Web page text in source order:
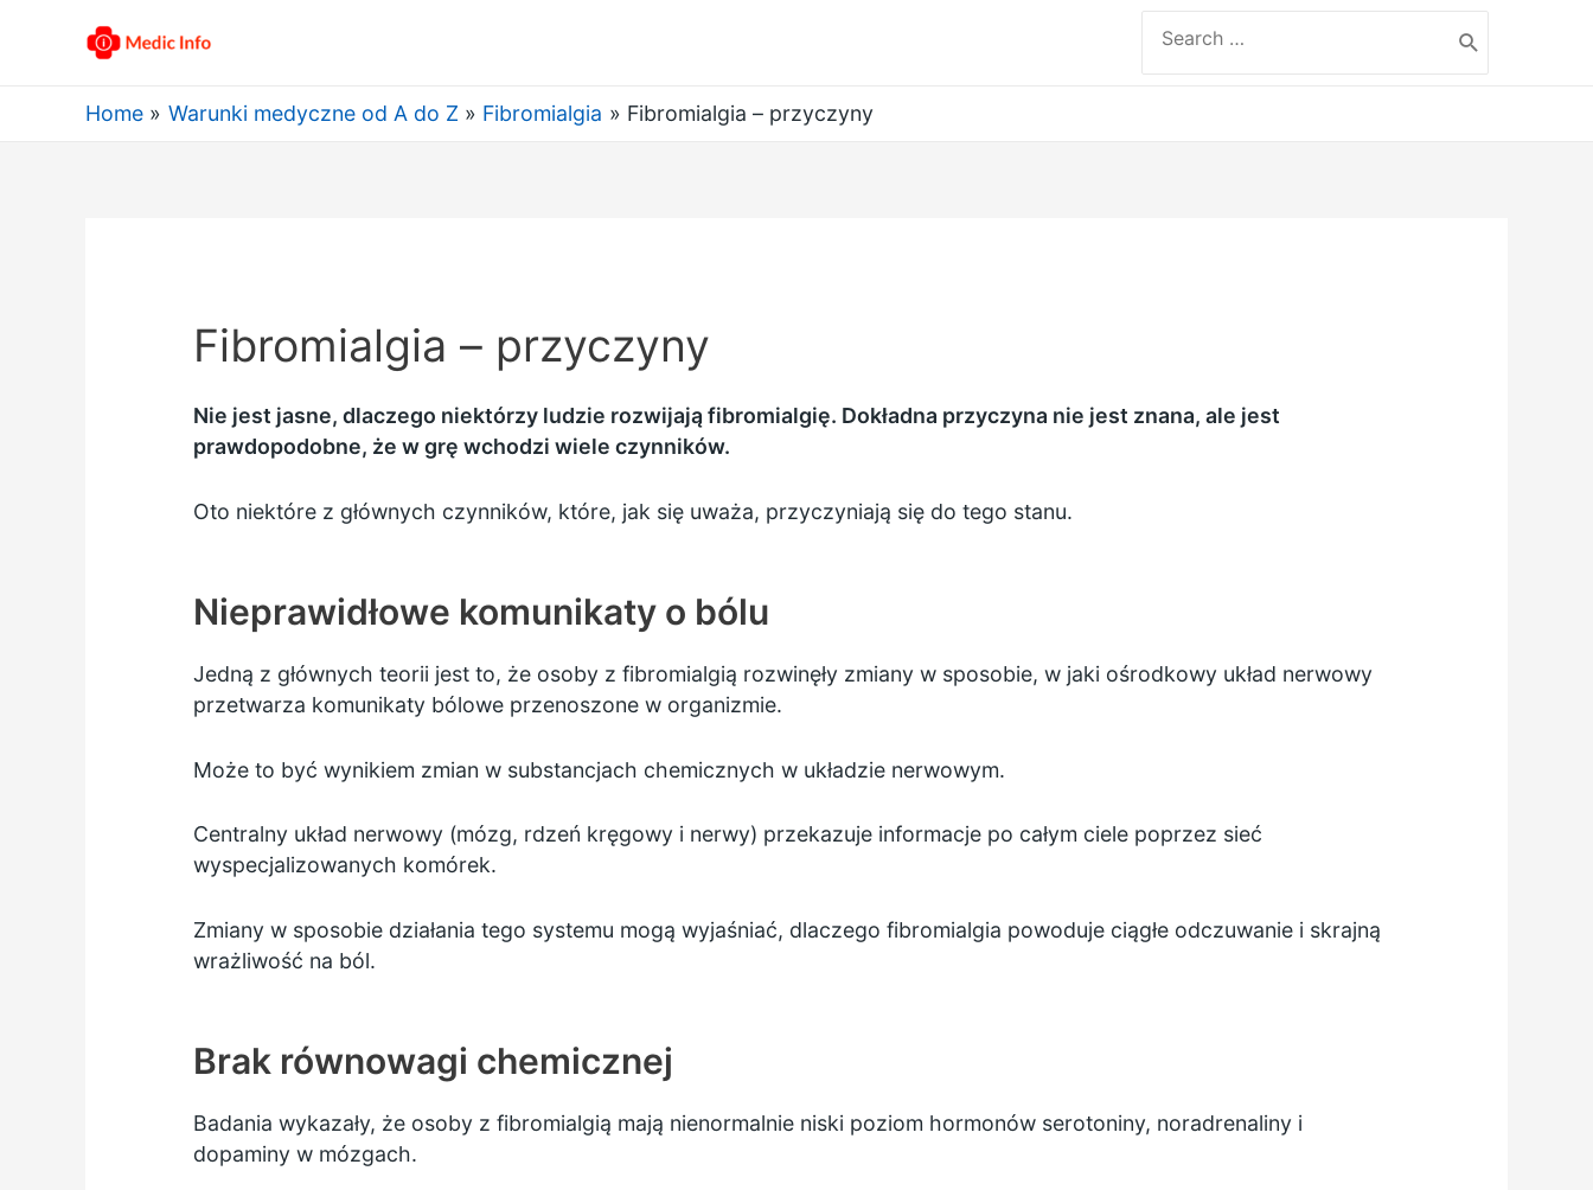
for:
Home Warunki medyczne od A do Z Fibromialgia Fibromialgia – przyczyny
Fibromialgia – przyczyny
Nie jest jasne, dlaczego niektórzy ludzie rozwijają fibromialgię. Dokładna przyczyna nie jest znana, ale jest
prawdopodobne, że w grę wchodzi wiele czynników.
Oto niektóre z głównych czynników, które, jak się uważa, przyczyniają się do tego stanu.
Nieprawidłowe komunikaty o bólu
Jedną z głównych teorii jest to, że osoby z fibromialgią rozwinęły zmiany w sposobie, w jaki ośrodkowy układ nerwowy
przetwarza komunikaty bólowe przenoszone w organizmie.
Może to być wynikiem zmian w substancjach chemicznych w układzie nerwowym.
Centralny układ nerwowy (mózg, rdzeń kręgowy i nerwy) przekazuje informacje po całym ciele poprzez sieć
wyspecjalizowanych komórek.
Zmiany w sposobie działania tego systemu mogą wyjaśniać, dlaczego fibromialgia powoduje ciągłe odczuwanie i skrajną
wrażliwość na ból.
Brak równowagi chemicznej
Badania wykazały, że osoby z fibromialgią mają nienormalnie niski poziom hormonów serotoniny, noradrenaliny i
dopaminy w mózgach.